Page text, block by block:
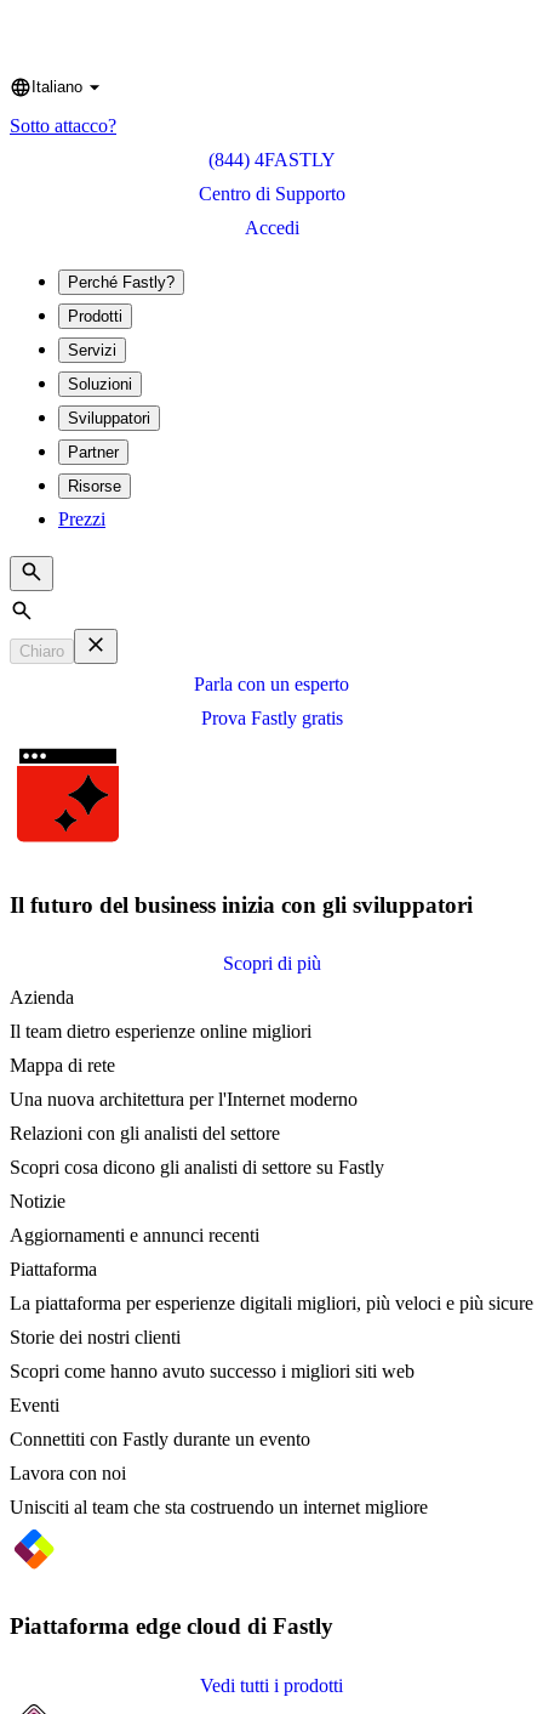
Language
Italiano
Sotto attacco?
(844) 4FASTLY
Centro di Supporto
Accedi
Perché Fastly?
Prodotti
Servizi
Soluzioni
Sviluppatori
Partner
Risorse
Prezzi
Search
Chiaro
Parla con un esperto
Prova Fastly gratis
Il futuro del business inizia con gli sviluppatori
Scopri di più
Azienda
Il team dietro esperienze online migliori
Mappa di rete
Una nuova architettura per l'Internet moderno
Relazioni con gli analisti del settore
Scopri cosa dicono gli analisti di settore su Fastly
Notizie
Aggiornamenti e annunci recenti
Piattaforma
La piattaforma per esperienze digitali migliori, più veloci e più sicure
Storie dei nostri clienti
Scopri come hanno avuto successo i migliori siti web
Eventi
Connettiti con Fastly durante un evento
Lavora con noi
Unisciti al team che sta costruendo un internet migliore
Piattaforma edge cloud di Fastly
Vedi tutti i prodotti